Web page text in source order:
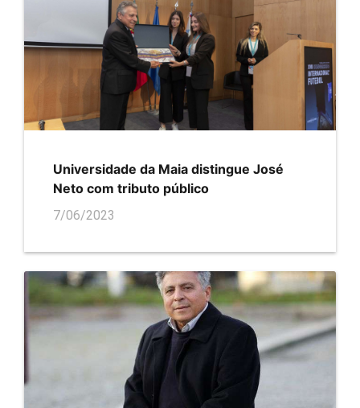
Universidade da Maia distingue José
Neto com tributo público
7/06/2023